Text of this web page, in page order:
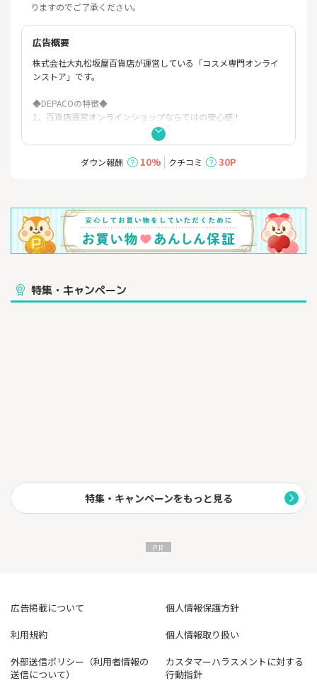
りますのでご了承ください。
広告概要
株式会社大丸松坂屋百貨店が運営している「コスメ専門オンライ
ンストア」です。
◆DEPACOの特徴◆
1．百貨店運営オンラインショップならではの安心感！
2．税込3,800円以上のお買い上げで送料無料！
ダウン報酬 10% クチコミ 30P
特集・キャンペーン
特集・キャンペーンをもっと見る
広告掲載について
個人情報保護方針
利用規約
個人情報取り扱い
外部送信ポリシー（利用者情報の
送信について）
カスタマーハラスメントに対する
行動指針